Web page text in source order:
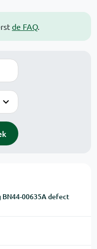
de FAQ.
BN44-00635A defect